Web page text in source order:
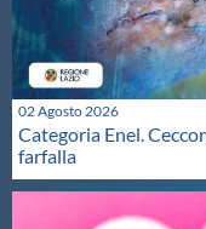
02 Agosto 2026
Categoria Enel.
farfalla